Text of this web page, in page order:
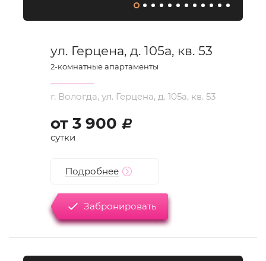
ул. Герцена, д. 105а, кв. 53
2-комнатные апартаменты
г. Вологда, ул. Герцена, д. 105а, кв. 53
от 3 900 d
сутки
Подробнее
Забронировать